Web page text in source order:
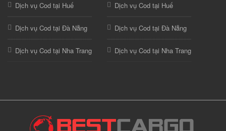
Dịch vụ Cod tại Huế
Dịch vụ Cod tại Đà Nẵng
Dịch vụ Cod tại Nha Trang
Dịch vụ Cod tại Huế
Dịch vụ Cod tại Đà Nẵng
Dịch vụ Cod tại Nha Trang